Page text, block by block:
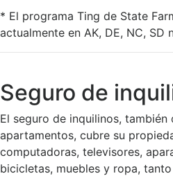
* El programa Ting de State
actualmente en AK, DE, NC, SD
Seguro de
El seguro de inquilinos,
apartamentos, cubre su
computadoras, televisores,
bicicletas, muebles y ropa,